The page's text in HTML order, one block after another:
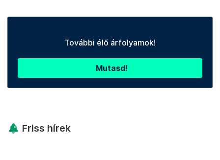
További élő árfolyamok!
Mutasd!
Friss hírek